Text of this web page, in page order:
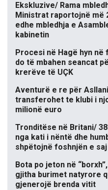
Ekskluzive/ Rama
Ministrat raportojnë më
edhe mbledhja e
kabinetin
Procesi në Hagë hyn
do të mbahen seancat
krerëve të UÇK
Aventurë e re për
transferohet te klubi i
milionë euro
Tronditëse në Britani/
nga kati i nëntë dhe
shpëtojnë foshnjën e saj
Bota po jeton në
gjitha burimet natyrore
gjenerojë brenda vitit